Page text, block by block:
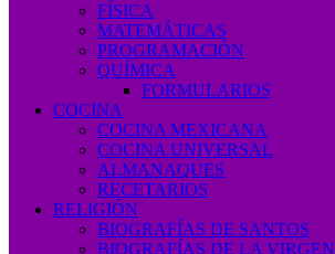
FÍSICA
MATEMÁTICAS
PROGRAMACIÓN
QUÍMICA
FORMULARIOS
COCINA
COCINA MEXICANA
COCINA UNIVERSAL
ALMANAQUES
RECETARIOS
RELIGIÓN
BIOGRAFÍAS DE SANTOS
BIOGRAFÍAS DE LA VIRGEN